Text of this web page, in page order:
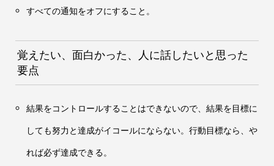
すべての通知をオフにすること。
覚えたい、面白かった、人に話したいと思った
要点
結果をコントロールすることはできないので、結果を目標に
しても努力と達成がイコールにならない。行動目標なら、や
れば必ず達成できる。